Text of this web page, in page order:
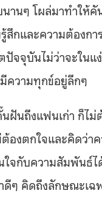
านๆ โผล่มาทำให้
สึกและความต้องก
จจุบันไม่ว่าจะในแ
ความทุกข์อยู่ลึกๆ
ฝันถึงแฟนเก่า ก็ไม่
องตกใจและคิดว่า
ใจกับความสัมพันธ์
ดีๆ คิดถึงลักษณะเ